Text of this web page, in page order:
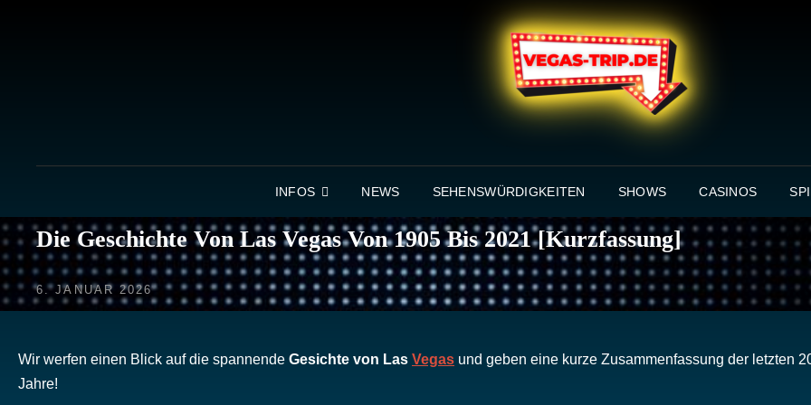
INFOS NEWS SEHENSWÜRDIGKEITEN SHOWS CASINOS
Die Geschichte Von Las Vegas Von 1905 Bis 2021 [Kurzfassung]
POSTED
ON
6. JANUAR 2026
Wir werfen einen Blick auf die spannende Gesichte von Las Vegas und geben eine kurze Zusammenfassung der letzten
Jahre!